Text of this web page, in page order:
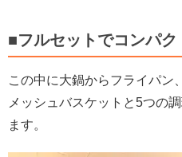
■フルセットでコンパク
この中に大鍋からフライパン
メッシュバスケットと5つの
ます。